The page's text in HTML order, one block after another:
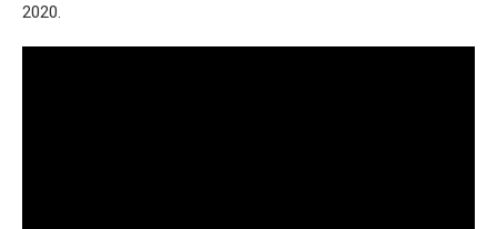
2020.